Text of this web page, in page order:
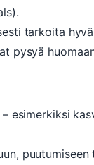
tarkoita
pysyä
esimerkiksi